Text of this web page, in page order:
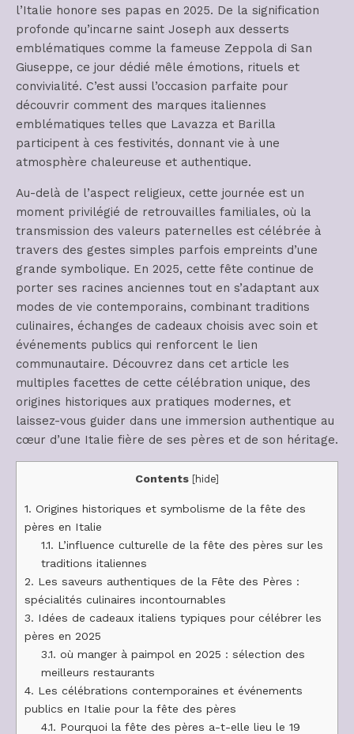
l’Italie honore ses papas en 2025. De la signification
profonde qu’incarne saint Joseph aux desserts
emblématiques comme la fameuse Zeppola di San
Giuseppe, ce jour dédié mêle émotions, rituels et
convivialité. C’est aussi l’occasion parfaite pour
découvrir comment des marques italiennes
emblématiques telles que Lavazza et Barilla
participent à ces festivités, donnant vie à une
atmosphère chaleureuse et authentique.
Au-delà de l’aspect religieux, cette journée est un
moment privilégié de retrouvailles familiales, où la
transmission des valeurs paternelles est célébrée à
travers des gestes simples parfois empreints d’une
grande symbolique. En 2025, cette fête continue de
porter ses racines anciennes tout en s’adaptant aux
modes de vie contemporains, combinant traditions
culinaires, échanges de cadeaux choisis avec soin et
événements publics qui renforcent le lien
communautaire. Découvrez dans cet article les
multiples facettes de cette célébration unique, des
origines historiques aux pratiques modernes, et
laissez-vous guider dans une immersion authentique au
cœur d’une Italie fière de ses pères et de son héritage.
Contents [hide]
1. Origines historiques et symbolisme de la fête des
pères en Italie
1.1. L’influence culturelle de la fête des pères sur les
traditions italiennes
2. Les saveurs authentiques de la Fête des Pères :
spécialités culinaires incontournables
3. Idées de cadeaux italiens typiques pour célébrer les
pères en 2025
3.1. où manger à paimpol en 2025 : sélection des
meilleurs restaurants
4. Les célébrations contemporaines et événements
publics en Italie pour la fête des pères
4.1. Pourquoi la fête des pères a-t-elle lieu le 19